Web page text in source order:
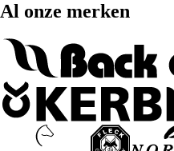
Al onze merken